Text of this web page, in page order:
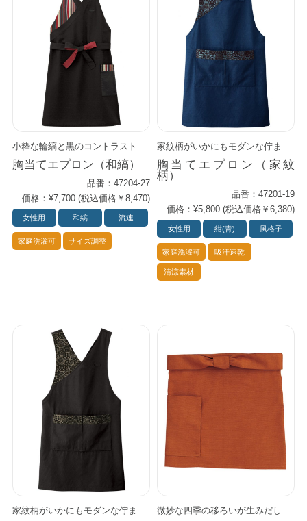
小粋な輪縞と黒のコントラストがモダンな前掛け。 色落ちしにくい、染めにこだわった素材です。 和洋どんなスタイルにも合わせやすく、 使い勝手のいいアイテムです。 同じ柄の前掛け（47325-27）やバンダナキャップ（48315-27）もあります。
胸当てエプロン（和縞）
品番：47204-27
価格：¥7,700 (税込価格￥8,470)
女性用 和縞 流連
家庭洗濯可 サイズ調整
家紋柄がいかにもモダンな佇まい。 シワになりにくく、軽さと通気性が特徴のハイテクエプロンです。 特殊な二重吸収構造素材(キュービックセンサー)が爽快感を提供します。 底が補強してあるポケットが忙しい日もしっかりお仕事をサポート。 和食はもちろん、多様なアジアンフードのシーンで活躍します。 同柄の前掛け（47311シリーズ）もあります。
胸当てエプロン（家紋
柄）
品番：47201-19
価格：¥5,800 (税込価格￥6,380)
女性用 紺(青) 風格子
家庭洗濯可 吸汗速乾
清涼素材